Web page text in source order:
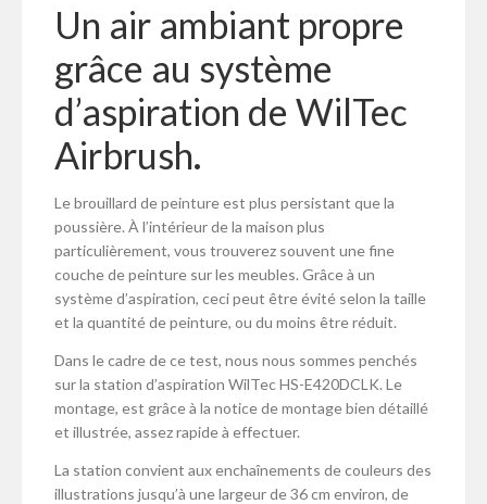
Un air ambiant propre
grâce au système
d’aspiration de WilTec
Airbrush.
Le brouillard de peinture est plus persistant que la
poussière. À l’intérieur de la maison plus
particulièrement, vous trouverez souvent une fine
couche de peinture sur les meubles. Grâce à un
système d’aspiration, ceci peut être évité selon la taille
et la quantité de peinture, ou du moins être réduit.
Dans le cadre de ce test, nous nous sommes penchés
sur la station d’aspiration WilTec HS-E420DCLK. Le
montage, est grâce à la notice de montage bien détaillé
et illustrée, assez rapide à effectuer.
La station convient aux enchaînements de couleurs des
illustrations jusqu’à une largeur de 36 cm environ, de